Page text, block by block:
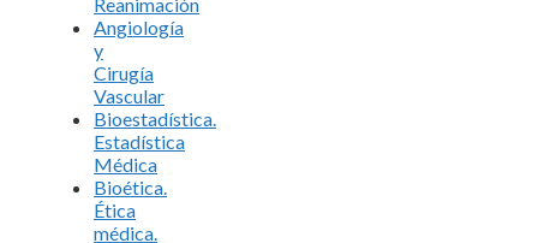
Reanimación
Angiología
y
Cirugía
Vascular
Bioestadística.
Estadística
Médica
Bioética.
Ética
médica.